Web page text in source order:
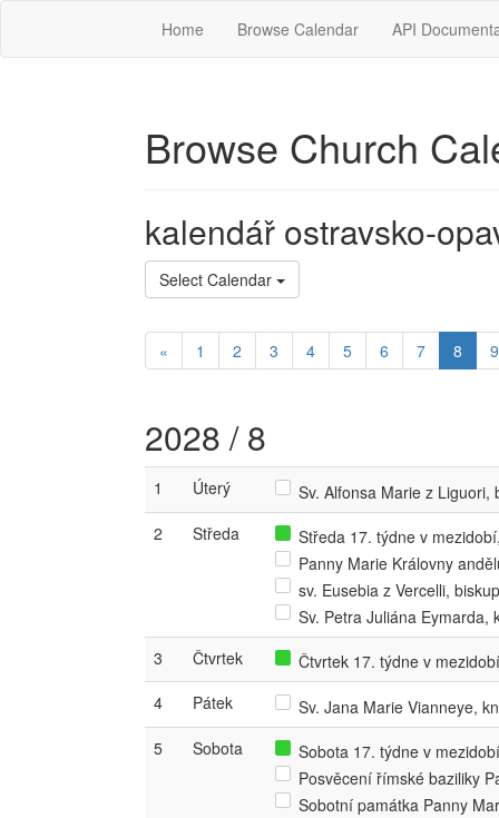
Home Browse Calendar API
Browse Church
kalendář ostravsko-
Select Calendar
« 1 2 3 4 5 6 7 8 9
2028 / 8
1 Úterý
Sv. Alfonsa Marie z
2
Středa
Středa 17. týdne v
Panny Marie Královny
sv. Eusebia z Vercelli,
Sv. Petra Juliána Eymarda,
3
Čtvrtek
Čtvrtek 17. týdne v
4
Pátek
Sv. Jana Marie Vianneye,
5
Sobota
Sobota 17. týdne v
Posvěcení římské baziliky
Sobotní památka Panny